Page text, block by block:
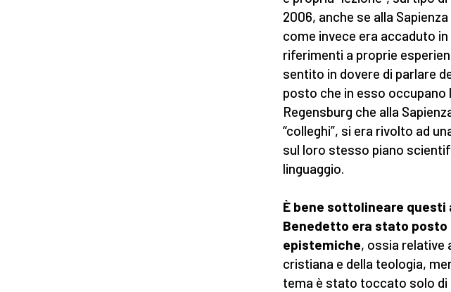
2006, anche se alla
come invece era accaduto
riferimenti a proprie
sentito in dovere di parlare
posto che in esso occupano
Regensburg che alla
“colleghi”, si era rivolto ad
sul loro stesso piano
linguaggio.
È bene sottolineare
Benedetto era stato
epistemiche, ossia relative
cristiana e della teologia,
tema è stato toccato solo